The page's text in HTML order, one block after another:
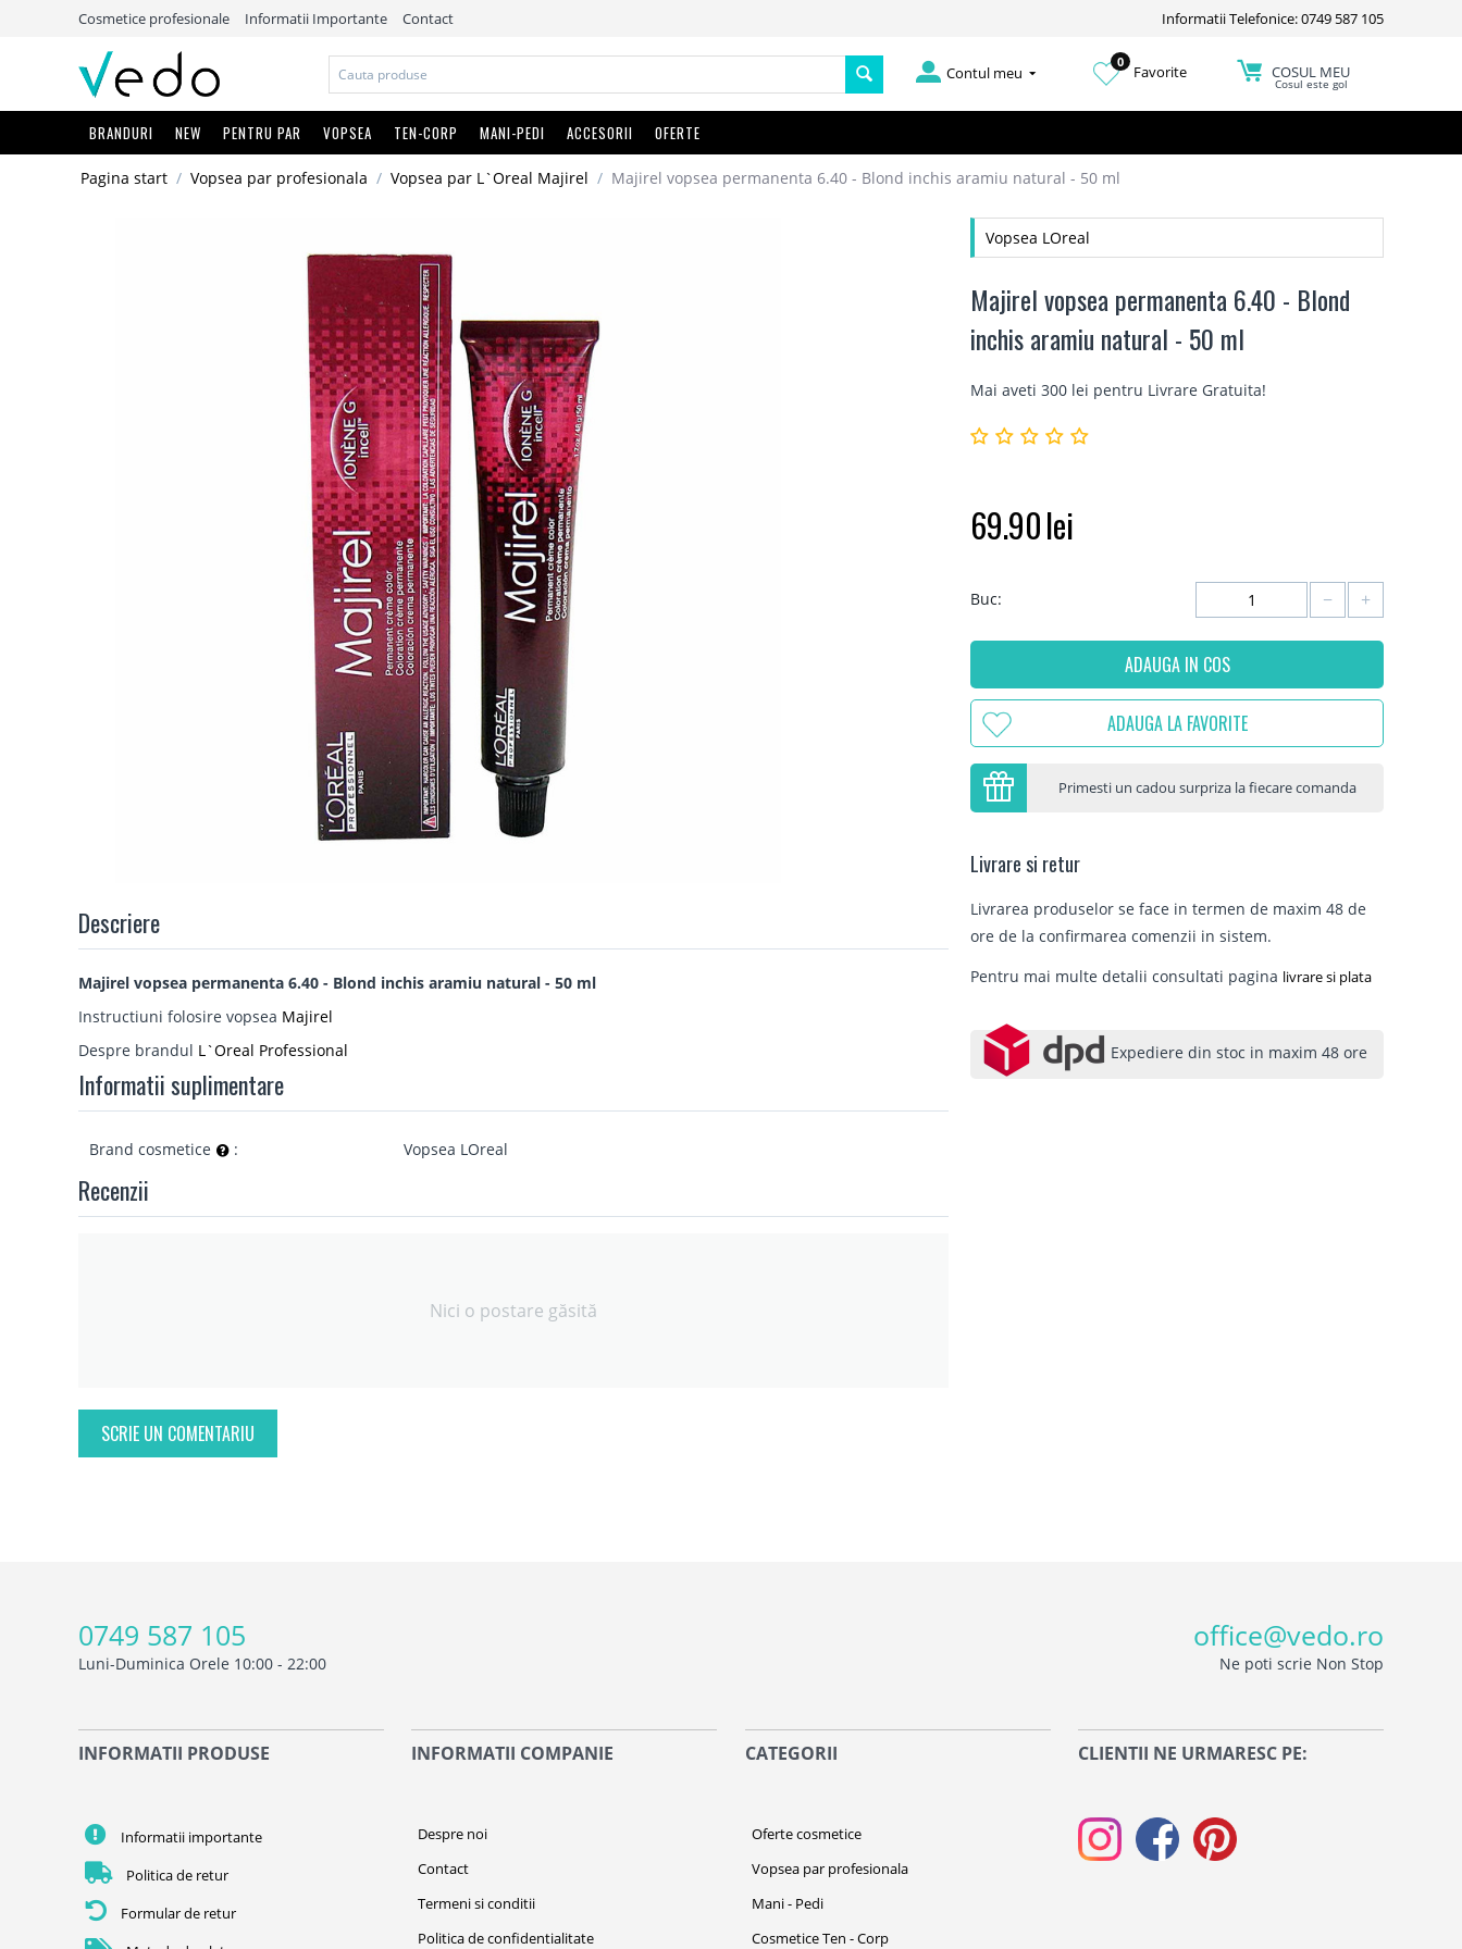
Cosmetice profesionale Informatii Importante Contact Informatii Telefonice: 0749 587 105
Contul meu
0
Favorite COSUL MEU
Cosul este gol
BRANDURI NEW PENTRU PAR VOPSEA TEN-CORP MANI-PEDI ACCESORII OFERTE
Pagina start / Vopsea par profesionala / Vopsea par L`Oreal Majirel / Majirel vopsea permanenta 6.40 - Blond inchis aramiu natural - 50 ml
Descriere
Majirel vopsea permanenta 6.40 - Blond inchis aramiu natural - 50 ml
Instructiuni folosire vopsea Majirel
Despre brandul L`Oreal Professional
Informatii suplimentare
Brand cosmetice : Vopsea LOreal
Recenzii
Nici o postare găsită
SCRIE UN COMENTARIU
Vopsea LOreal
Majirel vopsea permanenta 6.40 - Blond
inchis aramiu natural - 50 ml
Mai aveti 300 lei pentru Livrare Gratuita!
69.90lei
Buc: +
−
ADAUGA IN COS
ADAUGA LA FAVORITE
Primesti un cadou surpriza la fiecare comanda
Livrare si retur
Livrarea produselor se face in termen de maxim 48 de
ore de la confirmarea comenzii in sistem.
Pentru mai multe detalii consultati pagina livrare si plata
Expediere din stoc in maxim 48 ore
0749 587 105
Luni-Duminica Orele 10:00 - 22:00
office@vedo.ro
Ne poti scrie Non Stop
INFORMATII PRODUSE
Informatii importante
Politica de retur
Formular de retur
INFORMATII COMPANIE
Despre noi
Contact
Termeni si conditii
Politica de confidentialitate
CATEGORII
Oferte cosmetice
Vopsea par profesionala
Mani - Pedi
Cosmetice Ten - Corp
CLIENTII NE URMARESC PE: